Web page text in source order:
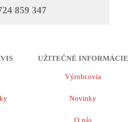
859 347
UŽITEČNÉ INFORMÁCIE
Výrobcovia
Novinky
O nás